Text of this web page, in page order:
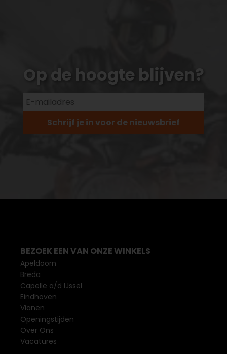
Op de hoogte blijven?
Schrijf je in voor de nieuwsbrief
BEZOEK EEN VAN ONZE WINKELS
Apeldoorn
Breda
Capelle a/d IJssel
Eindhoven
Vianen
Openingstijden
Over Ons
Vacatures